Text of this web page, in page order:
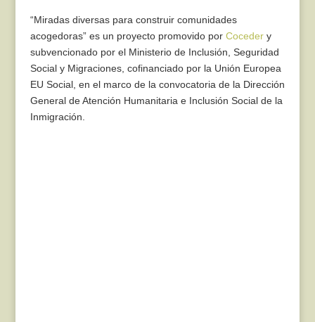
“Miradas diversas para construir comunidades
acogedoras” es un proyecto promovido por Coceder y
subvencionado por el Ministerio de Inclusión, Seguridad
Social y Migraciones, cofinanciado por la Unión Europea
EU Social, en el marco de la convocatoria de la Dirección
General de Atención Humanitaria e Inclusión Social de la
Inmigración.